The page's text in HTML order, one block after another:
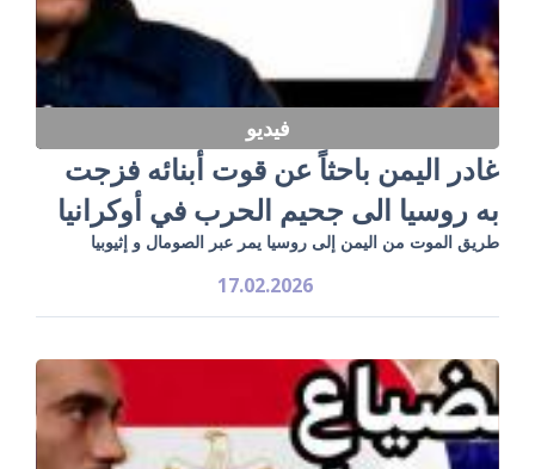
فيديو
غادر اليمن باحثاً عن قوت أبنائه فزجت
به روسيا الى جحيم الحرب في أوكرانيا
طريق الموت من اليمن إلى روسيا يمر عبر الصومال و إثيوبيا
17.02.2026